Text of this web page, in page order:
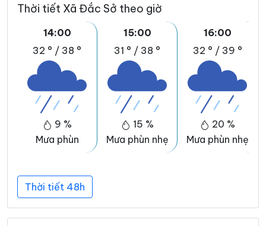
Thời tiết Xã Đắc Sở theo giờ
14:00
32 ° / 38 °
9 %
Mưa phùn
15:00
31 ° / 38 °
15 %
Mưa phùn nhẹ
16:00
32 ° / 39 °
20 %
Mưa phùn nhẹ
Thời tiết 48h